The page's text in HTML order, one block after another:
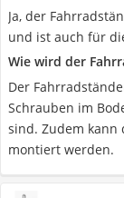
Ja, der
und ist auch für
Wie wird der
Der
Schrauben im
sind. Zudem kann
montiert werden.